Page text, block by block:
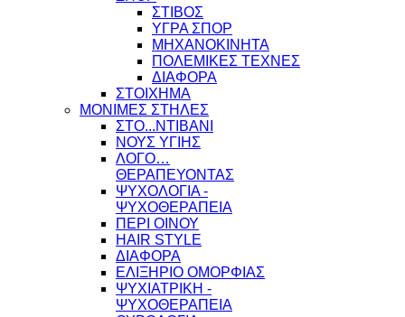
ΣΤΙΒΟΣ
ΥΓΡΑ ΣΠΟΡ
ΜΗΧΑΝΟΚΙΝΗΤΑ
ΠΟΛΕΜΙΚΕΣ ΤΕΧΝΕΣ
ΔΙΑΦΟΡΑ
ΣΤΟΙΧΗΜΑ
ΜΟΝΙΜΕΣ ΣΤΗΛΕΣ
ΣΤΟ...ΝΤΙΒΑΝΙ
ΝΟΥΣ ΥΓΙΗΣ
ΛΟΓΟ…
ΘΕΡΑΠΕΥΟΝΤΑΣ
ΨΥΧΟΛΟΓΙΑ -
ΨΥΧΟΘΕΡΑΠΕΙΑ
ΠΕΡΙ ΟΙΝΟΥ
HAIR STYLE
ΔΙΑΦΟΡΑ
ΕΛΙΞΗΡΙΟ ΟΜΟΡΦΙΑΣ
ΨΥΧΙΑΤΡΙΚΗ -
ΨΥΧΟΘΕΡΑΠΕΙΑ